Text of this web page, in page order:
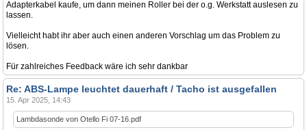
Adapterkabel kaufe, um dann meinen Roller bei der o.g. Werkstatt auslesen zu
lassen.
Vielleicht habt ihr aber auch einen anderen Vorschlag um das Problem zu
lösen.
Für zahlreiches Feedback wäre ich sehr dankbar
Re: ABS-Lampe leuchtet dauerhaft / Tacho ist ausgefallen
15. Apr 2025, 14:43
Lambdasonde von Otello Fi 07-16.pdf